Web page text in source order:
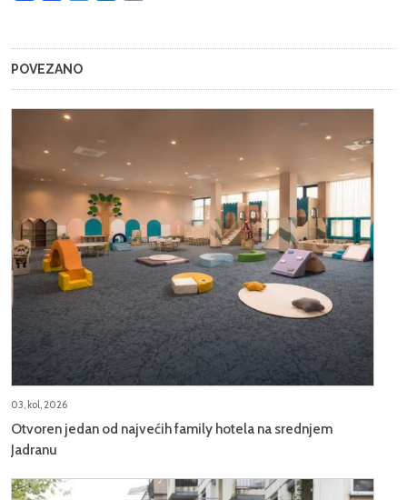
POVEZANO
03, kol, 2026
Otvoren jedan od najvećih family hotela na srednjem
Jadranu